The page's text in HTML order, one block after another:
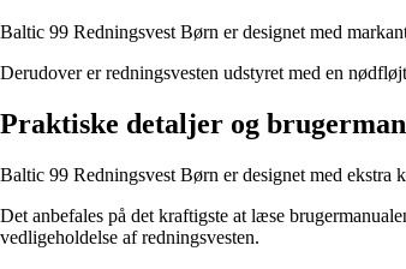
Baltic 99 Redningsvest Børn er designet med
Derudover er redningsvesten udstyret med en
Praktiske detaljer og
Baltic 99 Redningsvest Børn er designet med
Det anbefales på det kraftigste at læse
vedligeholdelse af redningsvesten.